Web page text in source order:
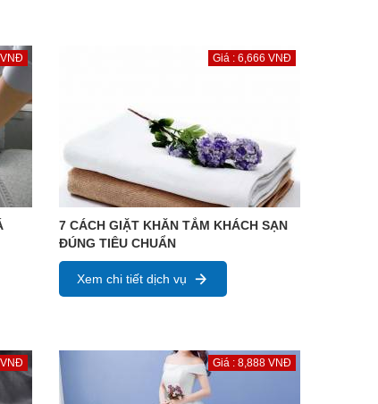
Giá : 6,666 VNĐ
7 CÁCH GIẶT KHĂN TẮM KHÁCH SẠN
ĐÚNG TIÊU CHUẨN
Xem chi tiết dịch vụ
Giá : 8,888 VNĐ